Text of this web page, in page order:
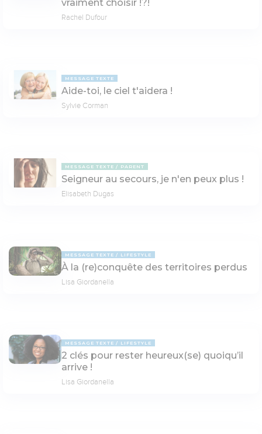
vraiment choisir !?!
Rachel Dufour
MESSAGE TEXTE
Aide-toi, le ciel t'aidera !
Sylvie Corman
MESSAGE TEXTE PARENT
Seigneur au secours, je n'en peux plus !
Elisabeth Dugas
MESSAGE TEXTE LIFESTYLE
À la (re)conquête des territoires perdus
Lisa Giordanella
MESSAGE TEXTE LIFESTYLE
2 clés pour rester heureux(se) quoiqu’il
arrive !
Lisa Giordanella